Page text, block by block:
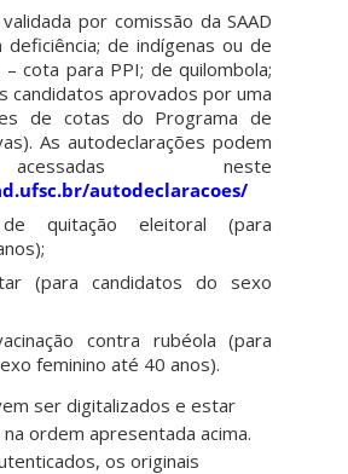
por comissão da SAAD
de indígenas ou de
cota para PPI; de quilombola;
candidatos aprovados por uma
de cotas do Programa de
As autodeclarações podem
neste
autodeclaracoes/
de quitação eleitoral (para
(para candidatos do sexo
contra rubéola (para
feminino até 40 anos).
ser digitalizados e estar
ordem apresentada acima.
os originais